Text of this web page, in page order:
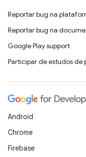
Reportar bug na
Reportar bug na
Google Play support
Participar de estudos de
Android
Chrome
Firebase